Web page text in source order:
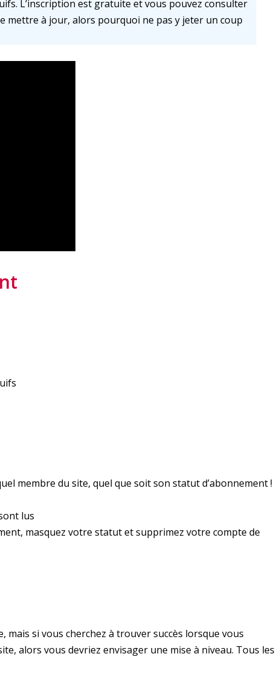
L’inscription est gratuite et vous pouvez consulter
mettre à jour, alors pourquoi ne pas y jeter un coup
membre du site, quel que soit son statut d’abonnement !
lus
masquez votre statut et supprimez votre compte de
mais si vous cherchez à trouver succès lorsque vous
alors vous devriez envisager une mise à niveau. Tous les